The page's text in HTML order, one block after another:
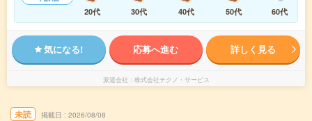
20代
30代 40代 50代 60代
気になる! 応募へ進む 詳しく見る
派遣会社 株式会社テクノ・サービス
未読 掲載日 2026/08/08